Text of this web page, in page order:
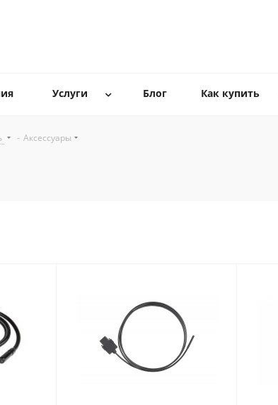
Услуги Блог Как купить
- Аксессуары